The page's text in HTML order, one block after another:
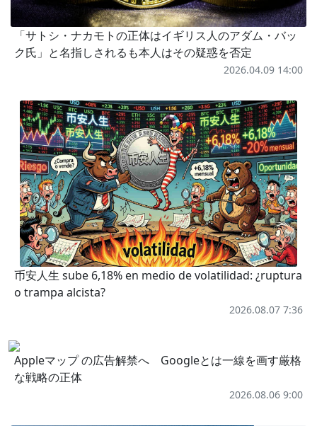
「サトシ・ナカモトの正体はイギリス人のアダム・バッ
ク氏」と名指しされるも本人はその疑惑を否定
2026.04.09 14:00
币安人生 sube 6,18% en medio de volatilidad: ¿ruptura
o trampa alcista?
2026.08.07 7:36
Appleマップ の広告解禁へ Googleとは一線を画す厳格
な戦略の正体
2026.08.06 9:00